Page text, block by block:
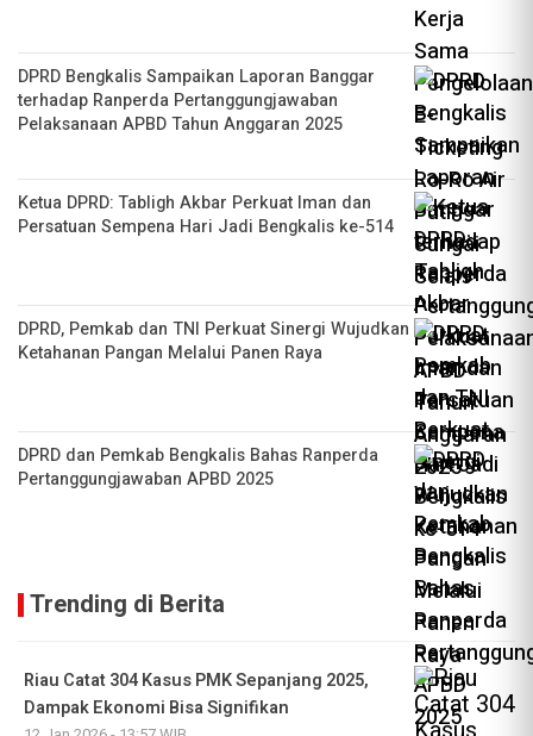
DPRD Bengkalis Sampaikan Laporan Banggar
terhadap Ranperda Pertanggungjawaban
Pelaksanaan APBD Tahun Anggaran 2025
Ketua DPRD: Tabligh Akbar Perkuat Iman dan
Persatuan Sempena Hari Jadi Bengkalis ke-514
DPRD, Pemkab dan TNI Perkuat Sinergi Wujudkan
Ketahanan Pangan Melalui Panen Raya
DPRD dan Pemkab Bengkalis Bahas Ranperda
Pertanggungjawaban APBD 2025
Trending di Berita
Riau Catat 304 Kasus PMK Sepanjang 2025,
Dampak Ekonomi Bisa Signifikan